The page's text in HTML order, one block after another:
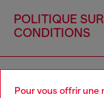
Pour vous offrir une
POLITIQUE
CONDITIONS